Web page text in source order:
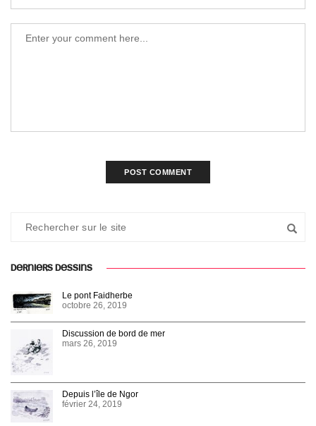
DERNIERS DESSINS
Le pont Faidherbe
octobre 26, 2019
Discussion de bord de mer
mars 26, 2019
Depuis l’île de Ngor
février 24, 2019